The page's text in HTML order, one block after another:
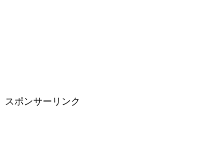
スポンサーリンク